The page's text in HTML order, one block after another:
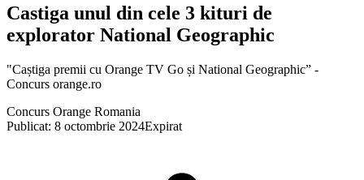
Castiga unul din cele 3 kituri de
explorator National Geographic
"Caștiga premii cu Orange TV Go și National Geographic” -
Concurs orange.ro
Concurs Orange Romania
Publicat: 8 octombrie 2024Expirat